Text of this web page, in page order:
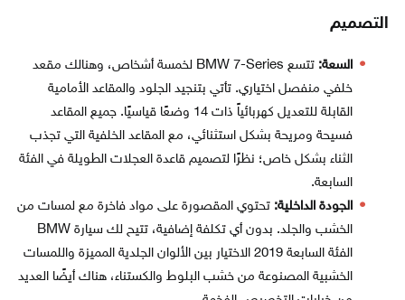
التصميم
السعة: تتسع BMW 7-Series
لخمسة أشخاص، وهنالك مقعد
خلفي منفصل اختياري. تأتي بتنجيد الجلود والمقاعد الأمامية
القابلة للتعديل كهربائياً ذات 14 وضعًا قياسيًا. جميع المقاعد
فسيحة ومريحة بشكل استثنائي، مع المقاعد الخلفية التي تجذب
الثناء بشكل خاص؛ نظرًا لتصميم قاعدة العجلات الطويلة في الفئة
السابعة.
الجودة الداخلية: تحتوي المقصورة على مواد فاخرة مع لمسات من
الخشب والجلد. بدون أي تكلفة إضافية، تتيح لك سيارة BMW
الفئة السابعة 2019 الاختيار بين الألوان الجلدية المميزة واللمسات
الخشبية المصنوعة من خشب البلوط والكستناء، هناك أيضًا العديد